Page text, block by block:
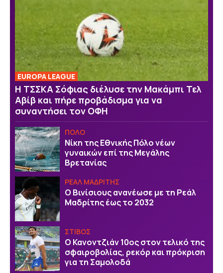
EUROPA LEAGUE
Η ΤΣΣΚΑ Σόφιας διέλυσε την Μακάμπι Τελ
Αβίβ και πήρε προβάδισμα για να
συναντήσει τον ΟΦΗ
ΠΟΛΟ
Νίκη της Εθνικής Πόλο νέων
γυναικών επί της Μεγάλης
Βρετανίας
ΡΕΑΛ ΜΑΔΡΙΤΗΣ
Ο Βινίσιους ανανέωσε με τη Ρεάλ
Μαδρίτης έως το 2032
ΣΤΙΒΟΣ
Ο Κανοντζιάν 10ος στον τελικό της
σφαιροβολίας, ρεκόρ και πρόκριση
για τη Σαμολοδά